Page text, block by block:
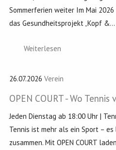
Sommerferien weiter Im Mai
das Gesundheitsprojekt „Kopf &...
Weiterlesen
26.07.2026 Verein
OPEN COURT - Wo Tennis
Jeden Dienstag ab 18:00 Uhr |
Tennis ist mehr als ein Sport –
zusammen. Mit OPEN COURT